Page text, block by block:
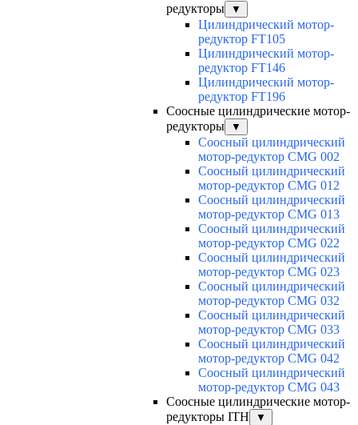
редукторы
▼
Цилиндрический мотор-
редуктор FT105
Цилиндрический мотор-
редуктор FT146
Цилиндрический мотор-
редуктор FT196
Соосные цилиндрические мотор-
редукторы
▼
Соосный цилиндрический
мотор-редуктор CMG 002
Соосный цилиндрический
мотор-редуктор CMG 012
Соосный цилиндрический
мотор-редуктор CMG 013
Соосный цилиндрический
мотор-редуктор CMG 022
Соосный цилиндрический
мотор-редуктор CMG 023
Соосный цилиндрический
мотор-редуктор CMG 032
Соосный цилиндрический
мотор-редуктор CMG 033
Соосный цилиндрический
мотор-редуктор CMG 042
Соосный цилиндрический
мотор-редуктор CMG 043
Соосные цилиндрические мотор-
редукторы ITH
▼